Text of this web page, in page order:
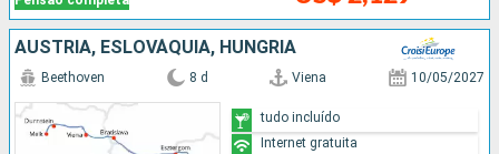
AUSTRIA, ESLOVÁQUIA, HUNGRIA
Beethoven 8 d Viena 10/05/2027
tudo incluído
Internet gratuita